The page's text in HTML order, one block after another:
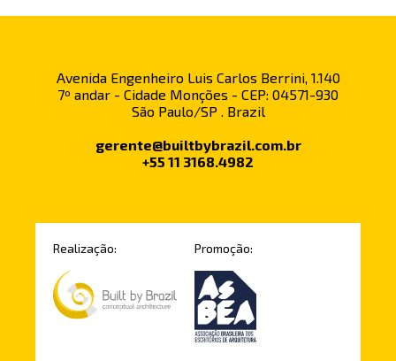
Avenida Engenheiro Luis Carlos Berrini, 1.140
7º andar - Cidade Monções - CEP: 04571-930
São Paulo/SP . Brazil
gerente@builtbybrazil.com.br
+55 11 3168.4982
Realização: Promoção: